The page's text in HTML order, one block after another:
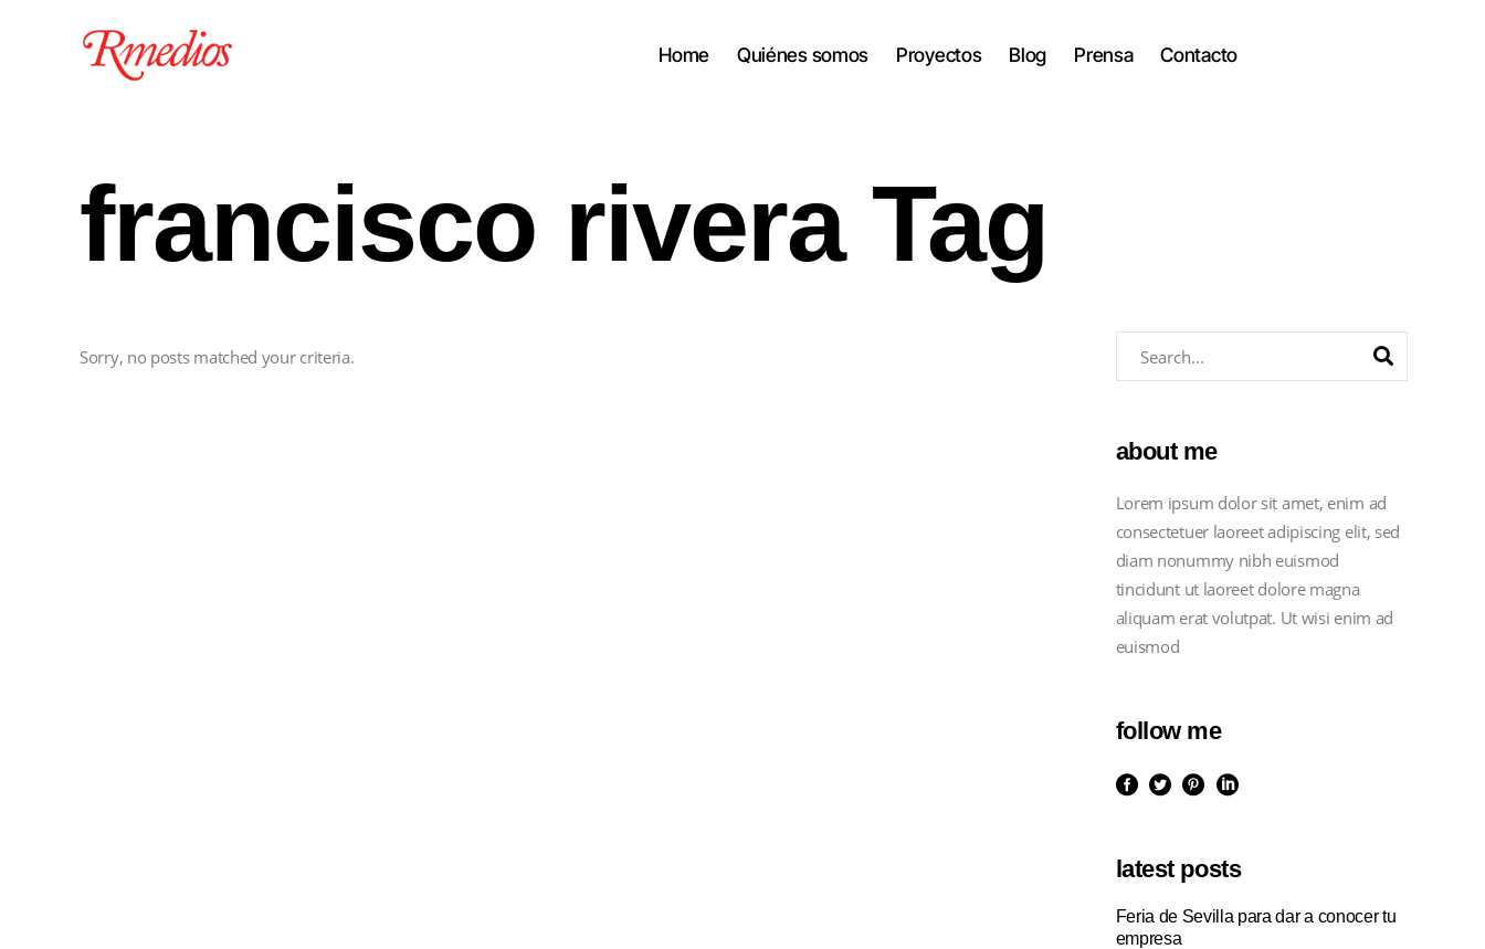
Home Quiénes somos Proyectos Blog Prensa Contacto
francisco rivera Tag
Sorry, no posts matched your criteria.
about me
Lorem ipsum dolor sit amet, enim ad
consectetuer laoreet adipiscing elit, sed
diam nonummy nibh euismod
tincidunt ut laoreet dolore magna
aliquam erat volutpat. Ut wisi enim ad
euismod
follow me
latest posts
Feria de Sevilla para dar a conocer tu
empresa